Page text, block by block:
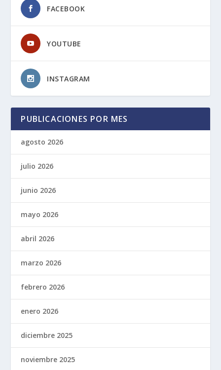
FACEBOOK
YOUTUBE
INSTAGRAM
PUBLICACIONES POR MES
agosto 2026
julio 2026
junio 2026
mayo 2026
abril 2026
marzo 2026
febrero 2026
enero 2026
diciembre 2025
noviembre 2025